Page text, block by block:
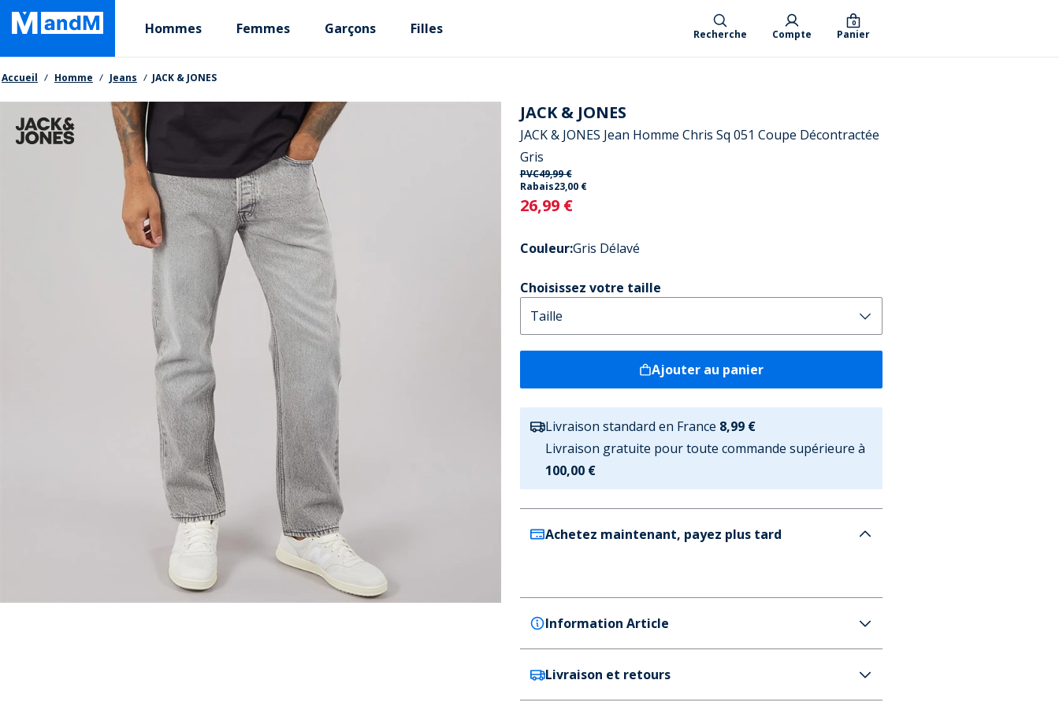
Skip
main
content
Primary departments
Hommes Femmes Garçons Filles Recherche Compte Panier
0
Fil d'Ariane
Accueil Homme Jeans JACK & JONES
JACK & JONES
JACK & JONES Jean Homme Chris Sq 051 Coupe Décontractée
Gris
PVC49,99 €
Rabais23,00 €
Current
26,99 €
Couleur:Gris Délavé
Choisissez votre taille
Ajouter au panier
Livraison standard en France 8,99 €
Livraison gratuite pour toute commande supérieure à
100,00 €
Achetez maintenant, payez plus tard
Information Article
JACK & JONES
JACK & JONES Jean Homme Chris Sq 051 Coupe
Livraison et retours